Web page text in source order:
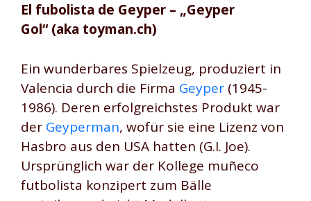
El fubolista de Geyper – „Geyper
Gol“ (aka toyman.ch)
Ein wunderbares Spielzeug, produziert in
Valencia durch die Firma Geyper (1945-
1986). Deren erfolgreichstes Produkt war
der Geyperman, wofür sie eine Lizenz von
Hasbro aus den USA hatten (G.I. Joe).
Ursprünglich war der Kollege muñeco
futbolista konzipert zum Bälle